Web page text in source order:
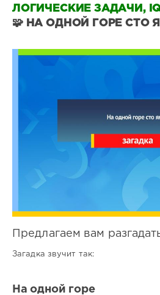
ЛОГИЧЕСКИЕ ЗАДАЧИ,
🧩 НА ОДНОЙ ГОРЕ СТО
Предлагаем вам
Загадка звучит так:
На одной горе